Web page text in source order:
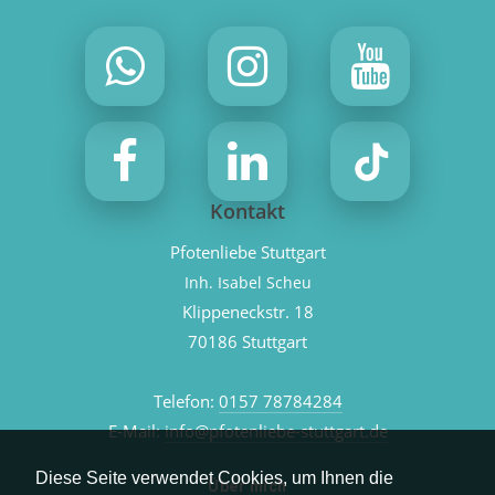
Diese Seite verwendet Cookies, um Ihnen die
Kontakt
Pfotenliebe Stuttgart
Inh. Isabel Scheu
Klippeneckstr. 18
70186 Stuttgart
Telefon: 0157 78784284
E-Mail:info@pfotenliebe-stuttgart.de
Über mich